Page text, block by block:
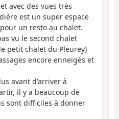
avec des vues très
est un super espace
un resto au chalet.
vu le second chalet
petit chalet du Pleurey)
encore enneigés et
avant d'arriver à
il y a beaucoup de
sont difficiles à donner